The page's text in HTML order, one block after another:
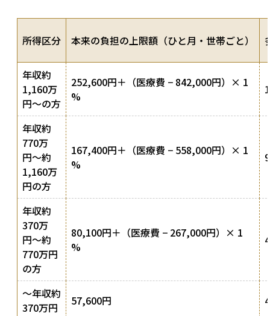
所得区分 本来の負担の上限額（ひと月・世帯ごと）
年収約
1,160万
円〜の方
252,600円＋（医療費 − 842,000円）× 1
%
年収約
770万
円〜約
1,160万
円の方
167,400円＋（医療費 − 558,000円）× 1
%
年収約
370万
円〜約
770万円
の方
80,100円＋（医療費 − 267,000円）× 1
%
〜年収約
370万円
57,600円